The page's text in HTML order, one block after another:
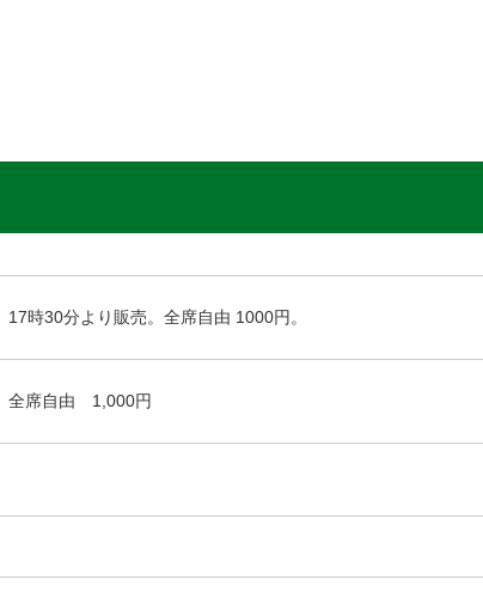
17時30分より販売。全席自由 1000円。
全席自由 1,000円